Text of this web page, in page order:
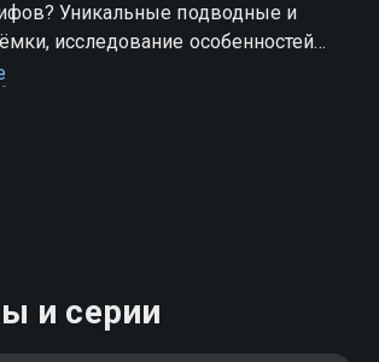
Уникальные подводные и
исследование особенностей
и водохранилищ в программах
и серии